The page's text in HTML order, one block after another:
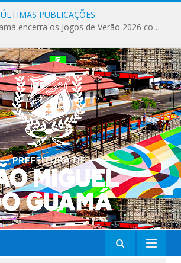
ÚLTIMAS PUBLICAÇÕES:
Milhares de fiéis tomam as ruas de São Miguel do Guamá em uma grande celebração de fé na Marcha para Jesus 2026.